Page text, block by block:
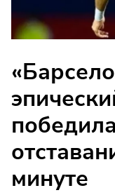
минуте